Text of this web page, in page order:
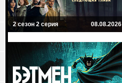
2 сезон 2 серия 08.08.2026